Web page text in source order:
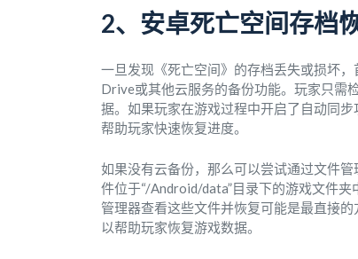
2、安卓死亡空间存档
一旦发现《死亡空间》的存档丢失或损坏
Drive或其他云服务的备份功能。玩家只需
据。如果玩家在游戏过程中开启了自动同
帮助玩家快速恢复进度。
如果没有云备份，那么可以尝试通过文件
件位于“/Android/data”目录下的游戏文件
管理器查看这些文件并恢复可能是最直接
以帮助玩家恢复游戏数据。